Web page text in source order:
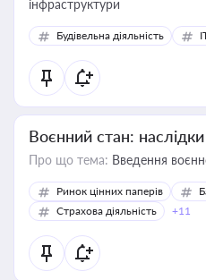
інфраструктури
Будівельна діяльність
Воєнний стан:
Про що тема: Введення
Ринок цінних паперів
Страхова діяльність
+11